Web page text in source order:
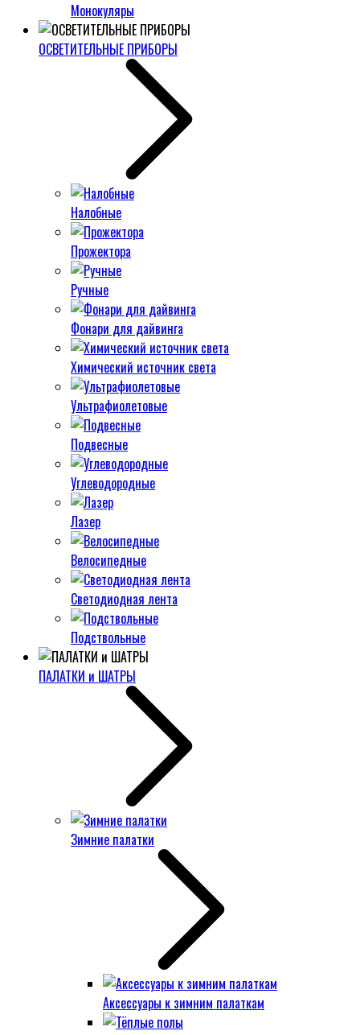
Монокуляры
ОСВЕТИТЕЛЬНЫЕ ПРИБОРЫ
Налобные
Прожектора
Ручные
Фонари для дайвинга
Химический источник света
Ультрафиолетовые
Подвесные
Углеводородные
Лазер
Велосипедные
Светодиодная лента
Подствольные
ПАЛАТКИ и ШАТРЫ
Зимние палатки
Аксессуары к зимним палаткам